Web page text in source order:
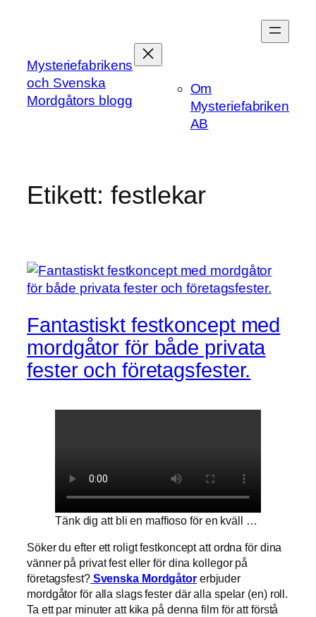
Mysteriefabrikens
och Svenska
Mordgåtors blogg
Om
Mysteriefabriken
AB
Etikett:festlekar
Fantastiskt festkoncept med
mordgåtor för både privata
fester och företagsfester.
Tänk dig att bli en maffioso för en kväll …
Söker du efter ett roligt festkoncept att ordna för dina
vänner på privat fest eller för dina kollegor på
företagsfest?Svenska Mordgåtorerbjuder
mordgåtor för alla slags fester där alla spelar (en) roll.
Ta ett par minuter att kika på denna film för att förstå